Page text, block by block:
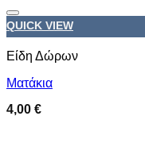
QUICK VIEW
Είδη Δώρων
Ματάκια
4,00 €